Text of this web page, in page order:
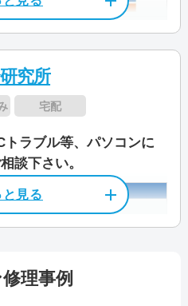
典/新田/末広/菅野/須和
浜町/宝/田尻/千鳥町/稲
田/広尾/福栄/二俣/二俣
内/本行徳/本塩/真間/湊/
八幡/宮久保/妙典/本北
クター・ホームネット）
エリアは全国で、全ての
PCへの対応が可能なパ
の上場企業であり、技
情報等データの取り扱い
す。
にある「千葉中央店」で
対応していますので、
の「パソコンクリニッ
ソコンの修理や診断を
門のエンジニア・アドバ
パソコンのお困りごとを
異常に熱くなるなどの
問い合わせ
124
ル決済
法人対応可
応可
全メーカー対応
イトを見る
6225
ル決済
三山8-47-6 三山ビル1階
保駅」から徒歩30分程
駅」から徒歩30分程度
/第四水曜
トパソコン：8,800円〜
本町2丁目2-7 船橋本町
究所
宅配
ラブル等、パソコンに
談下さい。
理事例